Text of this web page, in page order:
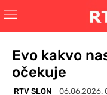
Evo kakvo
očekuje
RTV SLON 06.06.2026.